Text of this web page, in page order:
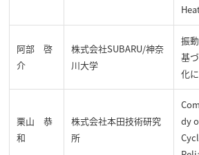
阿部 啓
介
株式会社SUBARU/神奈
川大学
振
基
化
栗山 恭
和
株式会社本田技術研究
所
dy